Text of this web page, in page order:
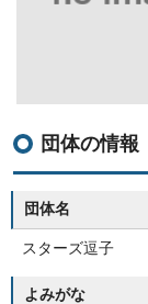
団体の情報
団体名
スターズ逗子
よみがな